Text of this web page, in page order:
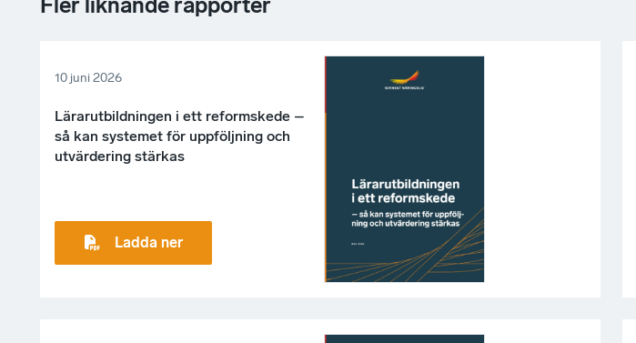
10 juni 2026
Lärarutbildningen i ett reformskede –
så kan systemet för uppföljning och
utvärdering stärkas
Ladda ner